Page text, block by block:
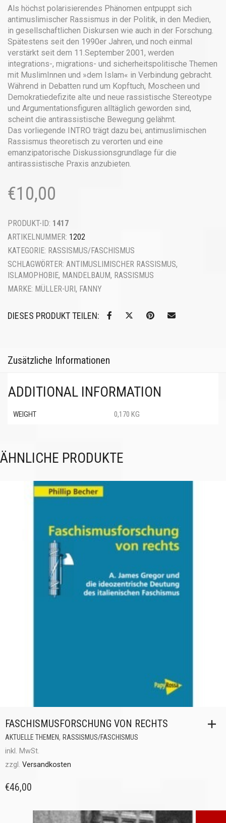
Als höchst polarisierendes Phänomen entpuppt sich
antimuslimischer Rassismus in der Politik, in den Medien,
in gesellschaftlichen Diskursen wie auch in der Forschung.
Spätestens seit den 1990er Jahren, und noch einmal
verstärkt seit dem 11.September 2001, werden
integrations-, migrations- und sicherheitspolitische Themen
mit MuslimInnen und »dem Islam« in Verbindung gebracht.
Während in Debatten rund um Kopftuch, Moscheen und
Demokratiedefizite alte und neue rassistische Stereotype
und Argumentationsfiguren alltäglich geworden sind,
scheint die antirassistische Bewegung gelähmt.
Das vorliegende INTRO trägt dazu bei, antimuslimischen
Rassismus theoretisch zu verorten und eine
emanzipatorische Diskussionsgrundlage für die
antirassistische Praxis ­anzubieten.
€10,00
PRODUKT-ID: 1417
ARTIKELNUMMER: 1202
KATEGORIE: RASSISMUS/FASCHISMUS
SCHLAGWÖRTER: ANTIMUSLIMISCHER RASSISMUS,
ISLAMOPHOBIE, MANDELBAUM, RASSISMUS
MARKE: MÜLLER-URI, FANNY
DIESES PRODUKT TEILEN:
Zusätzliche Informationen
ADDITIONAL INFORMATION
WEIGHT 0,170 KG
ÄHNLICHE PRODUKTE
FASCHISMUSFORSCHUNG VON RECHTS
AKTUELLE THEMEN, RASSISMUS/FASCHISMUS
inkl. MwSt.
zzgl. Versandkosten
€46,00